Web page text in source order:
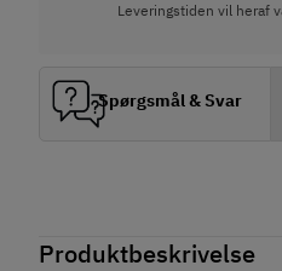
Produktbeskrivelse
Leveringstiden vil heraf
Spørgsmål & Svar